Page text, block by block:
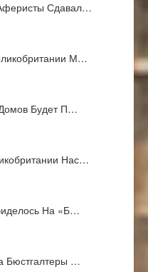
Сдавал…
М…
Будет П…
Нас…
На «Б…
Бюстгалтеры …